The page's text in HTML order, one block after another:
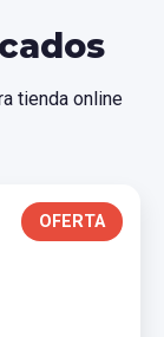
tienda online
OFERTA